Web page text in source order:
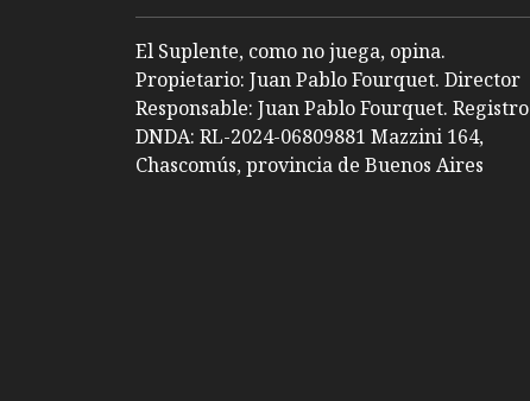
El Suplente, como no juega, opina.
Propietario: Juan Pablo Fourquet. Director
Responsable: Juan Pablo Fourquet. Registro
DNDA: RL-2024-06809881 Mazzini 164,
Chascomús, provincia de Buenos Aires